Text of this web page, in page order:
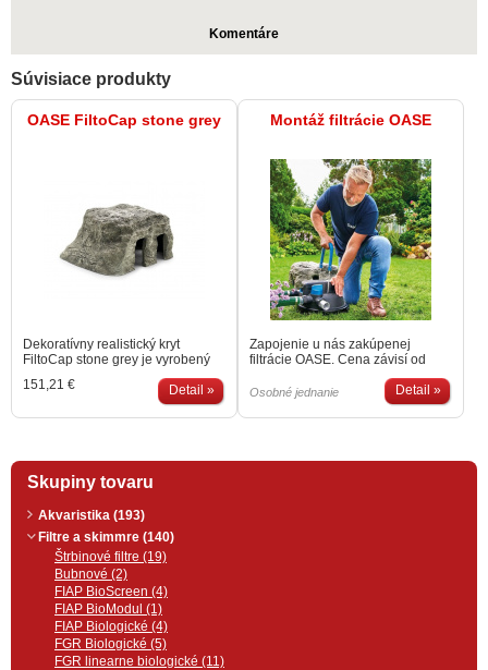
Komentáre
Súvisiace produkty
OASE FiltoCap stone grey
Dekoratívny realistický kryt
FiltoCap stone grey je vyrobený
zo syntetického materiálu s
efektom šedej skaly. Je vyrobený
z materiálu odolného voči
poveternostným podmienkam.
filtrov série FiltoClear.
OASE: FiltoClear 5000, 13000,
151,21 € Detail »
Montáž filtrácie OASE
Zapojenie u nás zakúpenej
filtrácie OASE. Cena závisí od
typu filtrácie a vzdialenosti od nás
(Poprad alebo Bratislava).
Informujte sa cez kontaktný
formulár ohľadom ceny a termínu.
Osobné jednanie Detail »
Skupiny tovaru
Akvaristika (193)
Filtre a skimmre (140)
Štrbinové filtre (19)
Bubnové (2)
FIAP BioScreen (4)
FIAP BioModul (1)
FIAP Biologické (4)
FGR Biologické (5)
FGR linearne biologické (11)